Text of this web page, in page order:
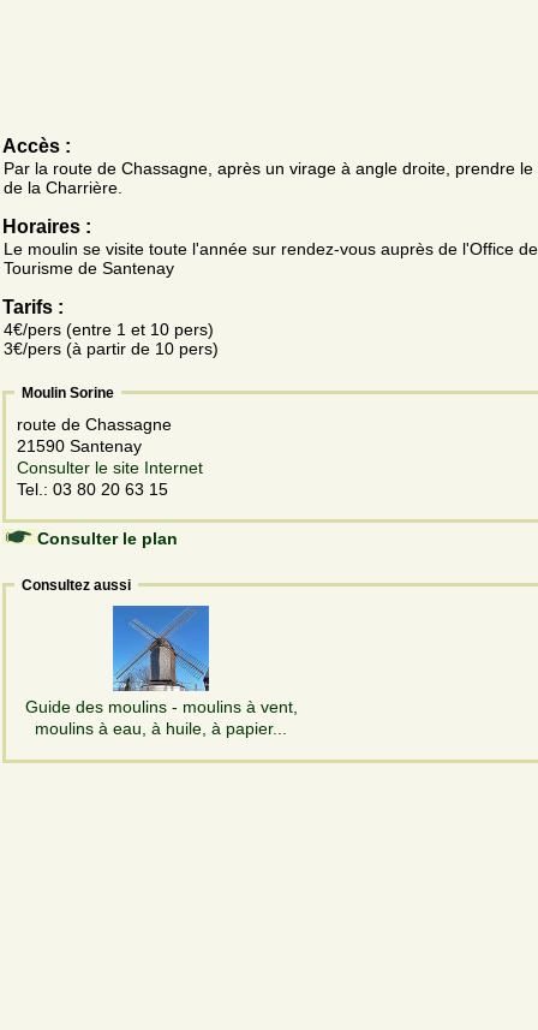
Accès :
Par la route de Chassagne, après un virage à angle droite, prendre le
de la Charrière.
Horaires :
Le moulin se visite toute l'année sur rendez-vous auprès de l'Office de
Tourisme de Santenay
Tarifs :
4€/pers (entre 1 et 10 pers)
3€/pers (à partir de 10 pers)
Moulin Sorine
route de Chassagne
21590 Santenay
Consulter le site Internet
Tel.: 03 80 20 63 15
Consulter le plan
Consultez aussi
Guide des moulins - moulins à vent,
moulins à eau, à huile, à papier...